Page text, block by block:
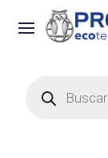
productos